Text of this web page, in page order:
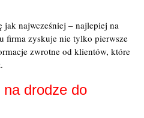
jak najwcześniej – najlepiej na
firma zyskuje nie tylko pierwsze
zwrotne od klientów, które
na drodze do